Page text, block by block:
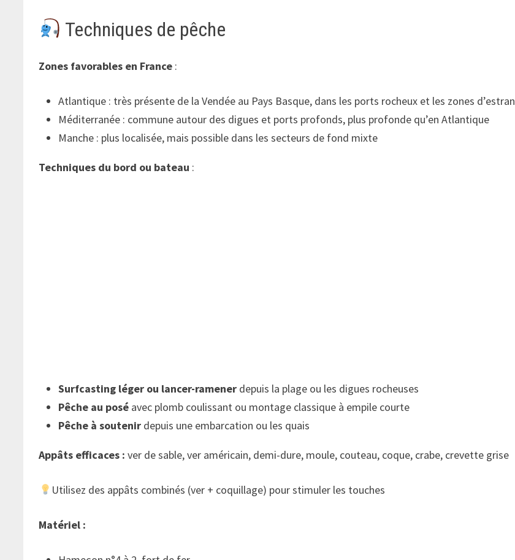
Techniques de pêche
Zones favorables en France :
Atlantique : très présente de la Vendée au Pays Basque, dans les ports rocheux et les zones d’estran
Méditerranée : commune autour des digues et ports profonds, plus profonde qu’en Atlantique
Manche : plus localisée, mais possible dans les secteurs de fond mixte
Techniques du bord ou bateau :
Surfcasting léger ou lancer-ramener depuis la plage ou les digues rocheuses
Pêche au posé avec plomb coulissant ou montage classique à empile courte
Pêche à soutenir depuis une embarcation ou les quais
Appâts efficaces :ver de sable, ver américain, demi-dure, moule, couteau, coque, crabe, crevette grise
Utilisez des appâts combinés (ver + coquillage) pour stimuler les touches
Matériel :